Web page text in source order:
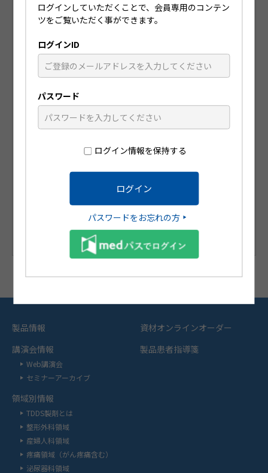
日々の診療に役立つ動画コンテンツが
患者指導箋や小冊子を無料で注文可能
製品情報
講演会情報
Web講演会
セミナーアーカイブ
領域別情報
TDDS製剤とは
整形外科領域
産婦人科領域
疼痛領域（がん疼痛含む）
泌尿器科領域
資材オンラインオーダー
製品患者指導箋
ログインしていただくことで、会員専用のコンテン
ツをご覧いただく事ができます。
ログインID
パスワード
ログイン情報を保持する
パスワードをお忘れの方